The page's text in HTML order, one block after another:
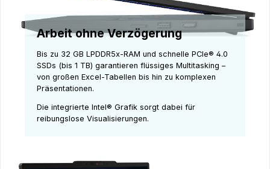
Arbeit ohne Verzögerung
Bis zu 32 GB LPDDR5x-RAM und schnelle PCIe® 4.0
SSDs (bis 1 TB) garantieren flüssiges Multitasking –
von großen Excel-Tabellen bis hin zu komplexen
Präsentationen.
Die integrierte Intel® Grafik sorgt dabei für
reibungslose Visualisierungen.